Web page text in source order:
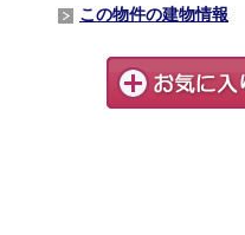
この物件の建物情報